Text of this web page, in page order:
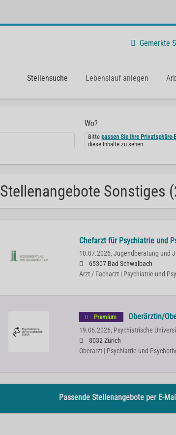
Gemerkte
Stellensuche Lebenslauf anlegen
Wo?
Bittepassen Sie Ihre Privatsphäre-
diese Inhalte zu sehen.
Stellenangebote Sonstiges
Chefarzt für Psychiatrie und
10.07.2026, Jugendberatung und
65307 Bad Schwalbach
Arzt / Facharzt | Psychiatrie und
Premium Oberärztin/
19.06.2026, Psychiatrische
8032 Zürich
Oberarzt | Psychiatrie und
Passende Stellenangebote per E-